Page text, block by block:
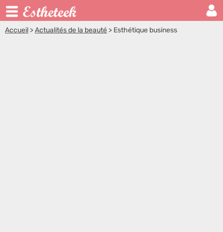
Accueil >Actualités de la beauté > Esthétique business